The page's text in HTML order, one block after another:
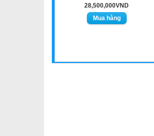
28,500,000VND